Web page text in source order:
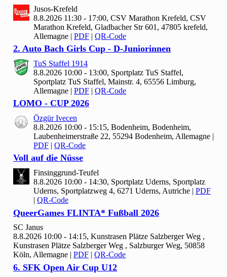
Jusos-Krefeld
8.8.2026 11:30 - 17:00, CSV Marathon Krefeld, CSV
Marathon Krefeld, Gladbacher Str 601, 47805 krefeld,
Allemagne | PDF | QR-Code
2. Auto Bach Girls Cup - D-Juniorinnen
TuS Staffel 1914
8.8.2026 10:00 - 13:00, Sportplatz TuS Staffel,
Sportplatz TuS Staffel, Mainstr. 4, 65556 Limburg,
Allemagne | PDF | QR-Code
LOMO - CUP 2026
Özgür Ivecen
8.8.2026 10:00 - 15:15, Bodenheim, Bodenheim,
Laubenheimerstraße 22, 55294 Bodenheim, Allemagne |
PDF | QR-Code
Voll auf die Nüsse
Finsinggrund-Teufel
8.8.2026 10:00 - 14:30, Sportplatz Uderns, Sportplatz
Uderns, Sportplatzweg 4, 6271 Uderns, Autriche | PDF
| QR-Code
QueerGames FLINTA* Fußball 2026
SC Janus
8.8.2026 10:00 - 14:15, Kunstrasen Plätze Salzberger Weg ,
Kunstrasen Plätze Salzberger Weg , Salzburger Weg, 50858
Köln, Allemagne | PDF | QR-Code
6. SFK Open Air Cup U12